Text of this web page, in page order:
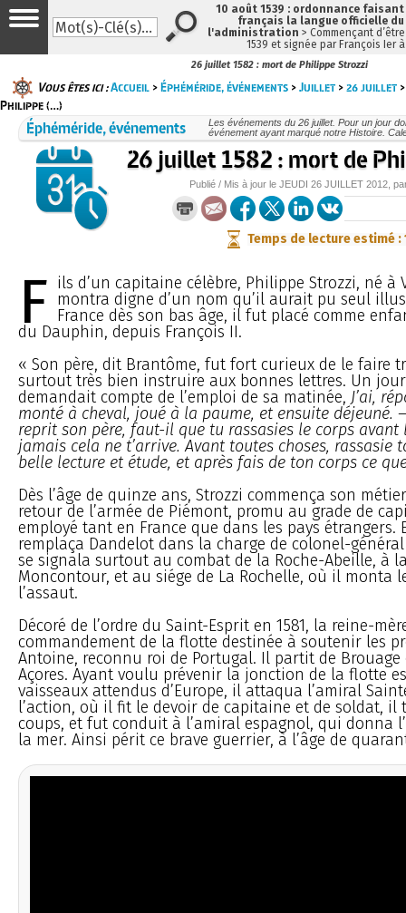
26 juillet 1582 : mort de Philippe Strozzi
Vous êtes ici :Accueil >Éphéméride, événements >Juillet >26 juillet
Philippe (…)
Éphéméride, événements
Les événements du 26 juillet. Pour un jour
événement ayant marqué notre Histoire.
26 juillet 1582 : mort de
Publié / Mis à jour le JEUDI 26 JUILLET 2012,
Temps de lecture estimé :
F ils d’un capitaine célèbre, Philippe Strozzi, né à
montra digne d’un nom qu’il aurait pu seul
France dès son bas âge, il fut placé comme
du Dauphin, depuis François II.
« Son père, dit Brantôme, fut fort curieux de le faire
surtout très bien instruire aux bonnes lettres. Un
demandait compte de l’emploi de sa matinée, J’ai,
monté à cheval, joué à la paume, et ensuite déjeuné.
reprit son père, faut-il que tu rassasies le corps avant
jamais cela ne t’arrive. Avant toutes choses, rassasie
belle lecture et étude, et après fais de ton corps ce
Dès l’âge de quinze ans, Strozzi commença son
retour de l’armée de Piémont, promu au grade de
employé tant en France que dans les pays étrangers.
remplaça Dandelot dans la charge de colonel-
se signala surtout au combat de la Roche-Abeille, à
Moncontour, et au siége de La Rochelle, où il monta
l’assaut.
Décoré de l’ordre du Saint-Esprit en 1581, la reine-
commandement de la flotte destinée à soutenir les
Antoine, reconnu roi de Portugal. Il partit de
Açores. Ayant voulu prévenir la jonction de la flotte
vaisseaux attendus d’Europe, il attaqua l’amiral
l’action, où il fit le devoir de capitaine et de soldat, il
coups, et fut conduit à l’amiral espagnol, qui donna
la mer. Ainsi périt ce brave guerrier, à l’âge de
10 août 1539 : ordonnance
français la langue officielle
l'administration > Commençant
1539 et signée par François Ier